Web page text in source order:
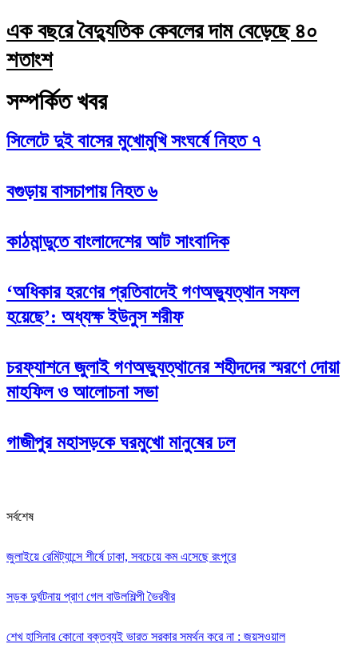
এক বছরে বৈদ্যুতিক কেবলের দাম বেড়েছে ৪০
শতাংশ
সম্পর্কিত খবর
সিলেটে দুই বাসের মুখোমুখি সংঘর্ষে নিহত ৭
বগুড়ায় বাসচাপায় নিহত ৬
কাঠমান্ডুতে বাংলাদেশের আট সাংবাদিক
‘অধিকার হরণের প্রতিবাদেই গণঅভ্যুত্থান সফল
হয়েছে’: অধ্যক্ষ ইউনুস শরীফ
চরফ্যাশনে জুলাই গণঅভ্যুত্থানের শহীদদের স্মরণে দোয়া
মাহফিল ও আলোচনা সভা
গাজীপুর মহাসড়কে ঘরমুখো মানুষের ঢল
সর্বশেষ
জুলাইয়ে রেমিট্যান্সে শীর্ষে ঢাকা, সবচেয়ে কম এসেছে রংপুরে
সড়ক দুর্ঘটনায় প্রাণ গেল বাউলশিল্পী ভৈরবীর
‌শেখ হাসিনার কোনো বক্তব্যই ভারত সরকার সমর্থন করে না : জয়সওয়াল